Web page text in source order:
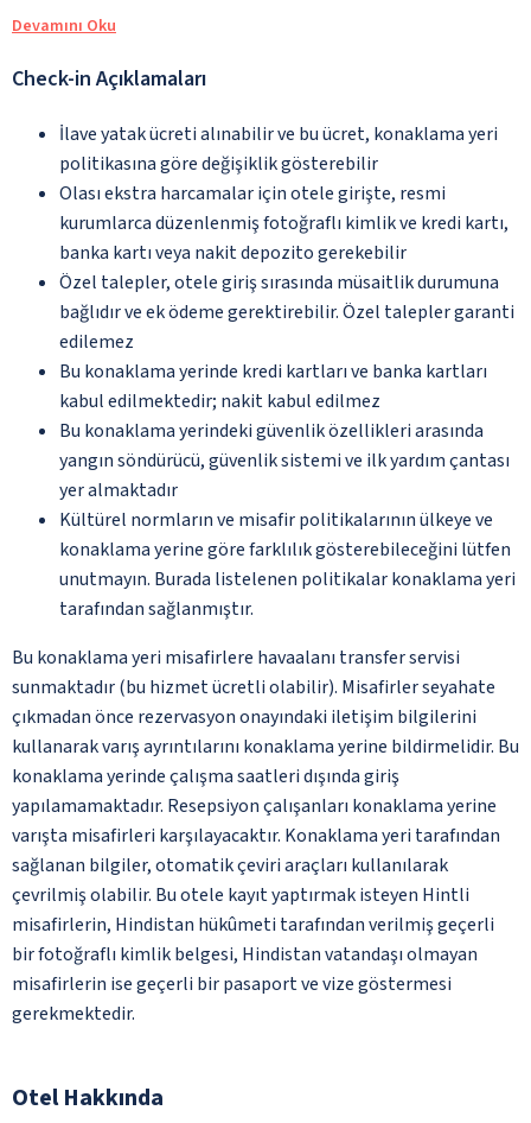
Devamını Oku
Check-in Açıklamaları
İlave yatak ücreti alınabilir ve bu ücret, konaklama yeri
politikasına göre değişiklik gösterebilir
Olası ekstra harcamalar için otele girişte, resmi
kurumlarca düzenlenmiş fotoğraflı kimlik ve kredi kartı,
banka kartı veya nakit depozito gerekebilir
Özel talepler, otele giriş sırasında müsaitlik durumuna
bağlıdır ve ek ödeme gerektirebilir. Özel talepler garanti
edilemez
Bu konaklama yerinde kredi kartları ve banka kartları
kabul edilmektedir; nakit kabul edilmez
Bu konaklama yerindeki güvenlik özellikleri arasında
yangın söndürücü, güvenlik sistemi ve ilk yardım çantası
yer almaktadır
Kültürel normların ve misafir politikalarının ülkeye ve
konaklama yerine göre farklılık gösterebileceğini lütfen
unutmayın. Burada listelenen politikalar konaklama yeri
tarafından sağlanmıştır.
Bu konaklama yeri misafirlere havaalanı transfer servisi
sunmaktadır (bu hizmet ücretli olabilir). Misafirler seyahate
çıkmadan önce rezervasyon onayındaki iletişim bilgilerini
kullanarak varış ayrıntılarını konaklama yerine bildirmelidir. Bu
konaklama yerinde çalışma saatleri dışında giriş
yapılamamaktadır. Resepsiyon çalışanları konaklama yerine
varışta misafirleri karşılayacaktır. Konaklama yeri tarafından
sağlanan bilgiler, otomatik çeviri araçları kullanılarak
çevrilmiş olabilir. Bu otele kayıt yaptırmak isteyen Hintli
misafirlerin, Hindistan hükûmeti tarafından verilmiş geçerli
bir fotoğraflı kimlik belgesi, Hindistan vatandaşı olmayan
misafirlerin ise geçerli bir pasaport ve vize göstermesi
gerekmektedir.
Otel Hakkında